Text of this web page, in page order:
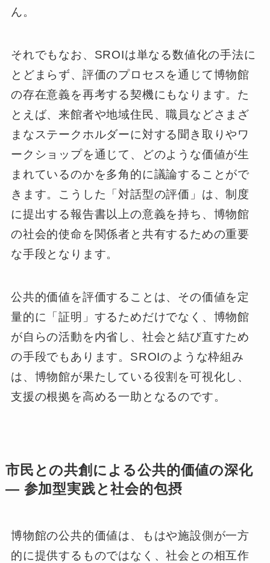
ん。
それでもなお、SROIは単なる数値化の手法に
とどまらず、評価のプロセスを通じて博物館
の存在意義を再考する契機にもなります。た
とえば、来館者や地域住民、職員などさまざ
まなステークホルダーに対する聞き取りやワ
ークショップを通じて、どのような価値が生
まれているのかを多角的に議論することがで
きます。こうした「対話型の評価」は、制度
に提出する報告書以上の意義を持ち、博物館
の社会的使命を関係者と共有するための重要
な手段となります。
公共的価値を評価することは、その価値を定
量的に「証明」するためだけでなく、博物館
が自らの活動を内省し、社会と結び直すため
の手段でもあります。SROIのような枠組み
は、博物館が果たしている役割を可視化し、
支援の根拠を高める一助となるのです。
市民との共創による公共的価値の深化
― 参加型実践と社会的包摂
博物館の公共的価値は、もはや施設側が一方
的に提供するものではなく、社会との相互作